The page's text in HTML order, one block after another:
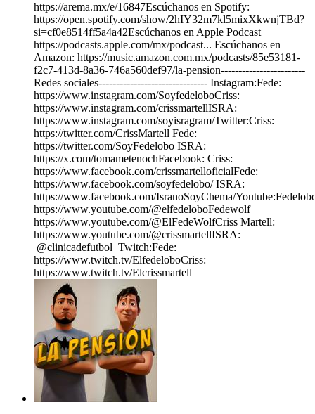
https://arema.mx/e/16847Escúchanos en Spotify:
https://open.spotify.com/show/2hIY32m7kl5mixXkwnjTBd?
si=cf0e8514ff5a4a42Escúchanos en Apple Podcast
https://podcasts.apple.com/mx/podcast... Escúchanos en
Amazon: https://music.amazon.com.mx/podcasts/85e53181-
f2c7-413d-8a36-746a560def97/la-pension------------------------
Redes sociales------------------------------- Instagram:Fede:
https://www.instagram.com/SoyfedeloboCriss:
https://www.instagram.com/crissmartellISRA:
https://www.instagram.com/soyisragram/Twitter:Criss:
https://twitter.com/CrissMartell Fede:
https://twitter.com/SoyFedelobo ISRA:
https://x.com/tomametenochFacebook: Criss:
https://www.facebook.com/crissmartelloficialFede:
https://www.facebook.com/soyfedelobo/ ISRA:
https://www.facebook.com/IsranoSoyChema/
https://www.youtube.com/@elfedeloboFedewolf
https://www.youtube.com/@ElFedeWolfCriss Martell:
https://www.youtube.com/@crissmartellISRA:
@clinicadefutbol Twitch:Fede:
https://www.twitch.tv/ElfedeloboCriss:
https://www.twitch.tv/Elcrissmartell